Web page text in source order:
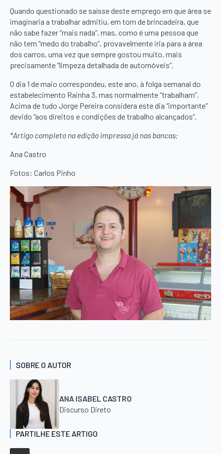
Quando questionado se saísse deste emprego em que área se
imaginaria a trabalhar admitiu, em tom de brincadeira, que
não sabe fazer “mais nada”, mas, como é uma pessoa que
não tem “medo do trabalho”, provavelmente iria para a área
dos carros, uma vez que sempre gostou muito, mais
precisamente “limpeza detalhada de automóveis”.
O dia 1 de maio correspondeu, este ano, à folga semanal do
estabelecimento Rainha 3, mas normalmente “trabalham”.
Acima de tudo Jorge Pereira considera este dia “importante”
devido “aos direitos e condições de trabalho alcançados”.
*Artigo completo na edição impressa já nas bancas;
Ana Castro
Fotos: Carlos Pinho
SOBRE O AUTOR
ANA ISABEL CASTRO
Discurso Direto
PARTILHE ESTE ARTIGO